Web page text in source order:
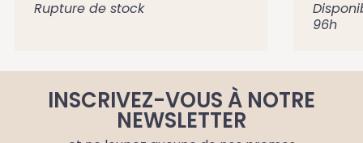
Rupture de stock
96h
INSCRIVEZ-VOUS À NOTRE
NEWSLETTER